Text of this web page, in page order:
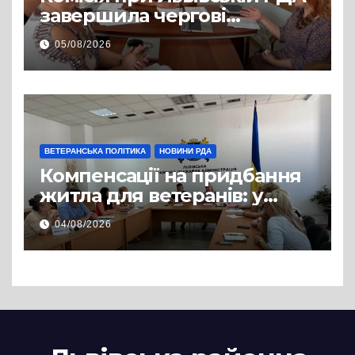
завершила чергові
співбесіди та
рекомендувала кандидатів
на посади фахівців із
супроводу
05/08/2026
ВЕТЕРАНСЬКА ПОЛІТИКА НОВИНИ РДА
Компенсації на придбання
житла для ветеранів: у
Львівській РДА розглянули
нові заяви
04/08/2026